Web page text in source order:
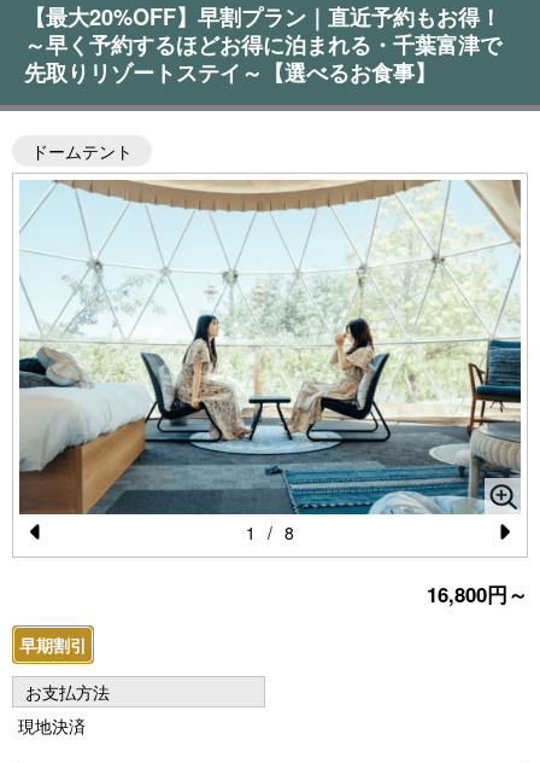
【最大20%OFF】早割プラン｜直近予約もお得！
～早く予約するほどお得に泊まれる・千葉富津で
先取りリゾートステイ～【選べるお食事】
ドームテント
Pr
vi
o
u
s
N
e
1 / 8
16,800円～
早期割引
お支払方法
現地決済